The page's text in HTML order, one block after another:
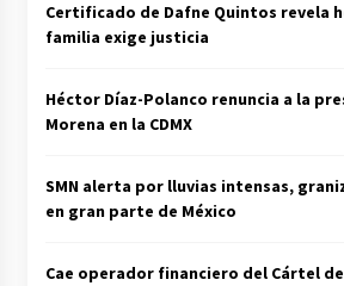
Certificado de Dafne Quintos revela
familia exige justicia
Héctor Díaz-Polanco renuncia a la
Morena en la CDMX
SMN alerta por lluvias intensas,
en gran parte de México
Cae operador financiero del Cártel